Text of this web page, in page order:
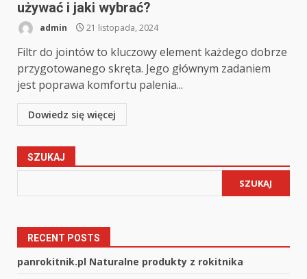
używać i jaki wybrać?
admin 21 listopada, 2024
Filtr do jointów to kluczowy element każdego dobrze
przygotowanego skręta. Jego głównym zadaniem
jest poprawa komfortu palenia...
Dowiedz się więcej
SZUKAJ
SZUKAJ
RECENT POSTS
panrokitnik.pl Naturalne produkty z rokitnika